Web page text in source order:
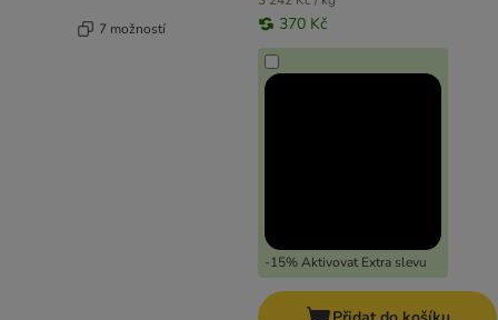
7 možností 370 Kč
-15% Aktivovat Extra slevu